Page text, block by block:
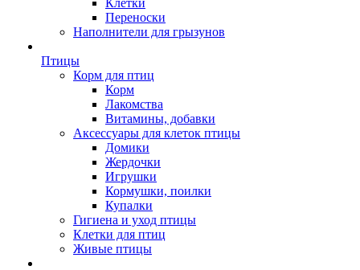
Клетки
Переноски
Наполнители для грызунов
Птицы
Корм для птиц
Корм
Лакомства
Витамины, добавки
Аксессуары для клеток птицы
Домики
Жердочки
Игрушки
Кормушки, поилки
Купалки
Гигиена и уход птицы
Клетки для птиц
Живые птицы